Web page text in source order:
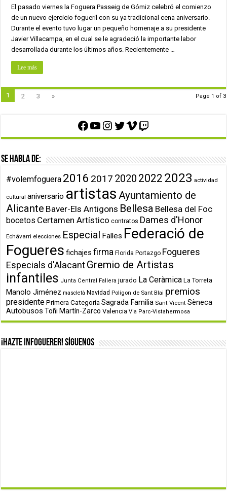
El pasado viernes la Foguera Passeig de Gómiz celebró el comienzo
de un nuevo ejercicio fogueril con su ya tradicional cena aniversario.
Durante el evento tuvo lugar un pequeño homenaje a su presidente
Javier Villacampa, en el cual se le agradeció la importante labor
desarrollada durante los últimos años. Recientemente …
Lee más
Page 1 of 3
1 2 3 »
Facebook
YouTube
Instagram
Twitter
Vimeo
Twitch
Se habla de:
#volemfoguera 2016 2017 2020 2022 2023 actividad
cultural aniversario artistas Ayuntamiento de
Alicante Baver-Els Antigons Bellesa Bellesa del Foc
bocetos Certamen Artístico contratos Dames d'Honor
Echávarri elecciones Especial Falles Federació de
Fogueres fichajes firma Florida Portazgo Fogueres
Especials d'AlacantGremio de Artistas
infantiles Junta Central Fallera jurado La Ceràmica La Torreta
Manolo Jiménez mascletà Navidad Polígon de Sant Blai premios
presidente Primera Categoría Sagrada Familia Sant Vicent Sèneca
Autobusos Toñi Martín-Zarco Valencia Via Parc-Vistahermosa
¡Hazte infoguerer! Síguenos